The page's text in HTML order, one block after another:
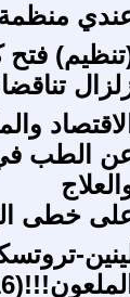
الاقتصاد
الطب في
خطى
الملعون!!!(16)